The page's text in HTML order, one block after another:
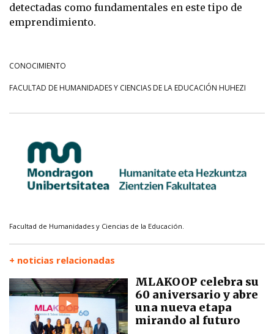
detectadas como fundamentales en este tipo de
emprendimiento.
CONOCIMIENTO
FACULTAD DE HUMANIDADES Y CIENCIAS DE LA EDUCACIÓN HUHEZI
Facultad de Humanidades y Ciencias de la Educación.
+ noticias relacionadas
MLAKOOP celebra su
60 aniversario y abre
una nueva etapa
mirando al futuro